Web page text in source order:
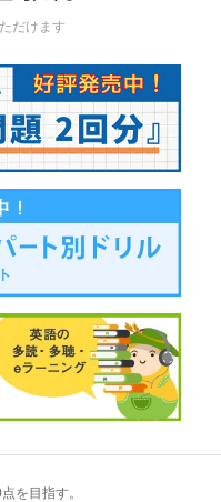
だけます
を目指す。